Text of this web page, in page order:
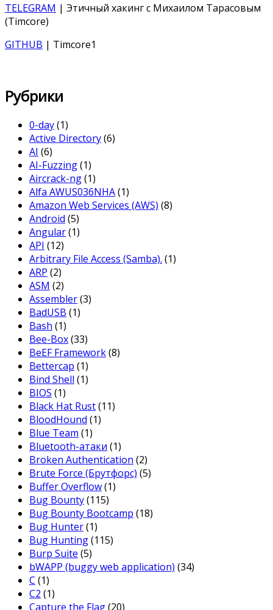
TELEGRAM | Этичный хакинг с Михаилом Тарасовым
(Timcore)
GITHUB | Timcore1
Рубрики
0-day(1)
Active Directory(6)
AI (6)
AI-Fuzzing(1)
Aircrack-ng(1)
Alfa AWUS036NHA(1)
Amazon Web Services (AWS) (8)
Android (5)
Angular(1)
API (12)
Arbitrary File Access (Samba). (1)
ARP (2)
ASM (2)
Assembler(3)
BadUSB (1)
Bash (1)
Bee-Box(33)
BeEF Framework(8)
Bettercap (1)
Bind Shell (1)
BIOS (1)
Black Hat Rust(11)
BloodHound (1)
Blue Team (1)
Bluetooth-атаки (1)
Broken Authentication (2)
Brute Force (Брутфорс) (5)
Buffer Overflow(1)
Bug Bounty(115)
Bug Bounty Bootcamp (18)
Bug Hunter(1)
Bug Hunting(115)
Burp Suite (5)
bWAPP (buggy web application) (34)
C (1)
C2 (1)
Capture the Flag(20)